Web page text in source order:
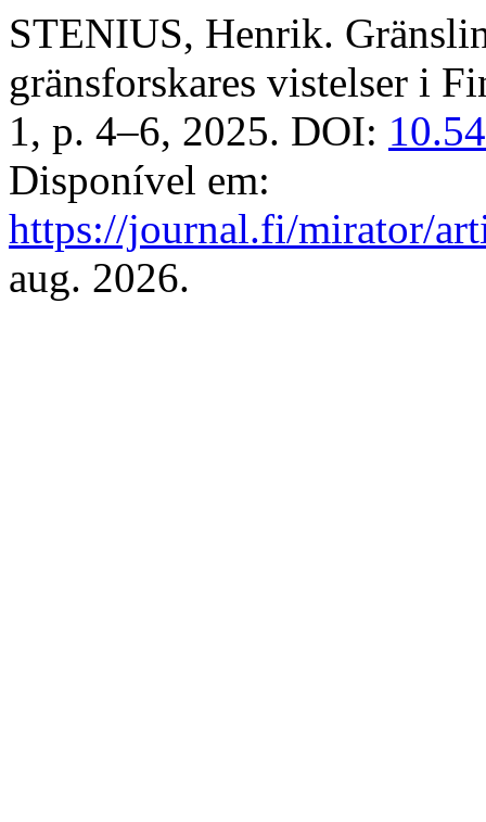
STENIUS, Henrik.
gränsforskares vistelser i
1, p. 4–6, 2025. DOI:
Disponível em:
https://journal.fi/mirator/
aug. 2026.